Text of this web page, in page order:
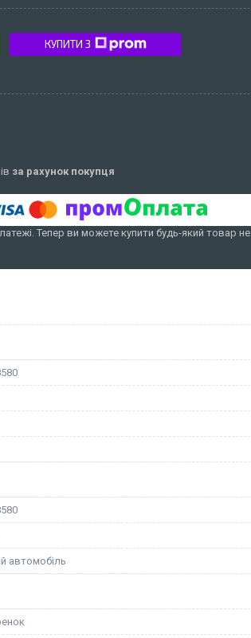
КУПИТИ З
за рахунок покупця
Тепер ви можете купити будь-який товар не
автомобіль